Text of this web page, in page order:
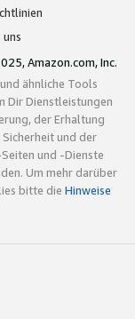
Amazon.com, Inc.
ähnliche Tools
Dir Dienstleistungen
der Erhaltung
und der
und -Dienste
Um mehr darüber
bitte die Hinweise